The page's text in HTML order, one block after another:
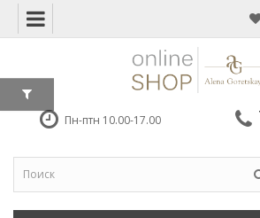
Пн-птн 10.00-17.00